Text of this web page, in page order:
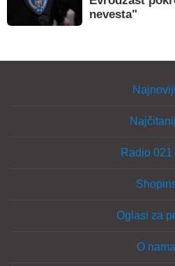
nevesta"
Radio 021
Oglasi za
O nama